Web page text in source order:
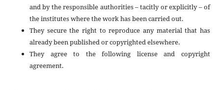
and by the responsible authorities – tacitly or explicitly – of
the institutes where the work has been carried out.
They secure the right to reproduce any material that has
already been published or copyrighted elsewhere.
They agree to the following license and copyright
agreement.